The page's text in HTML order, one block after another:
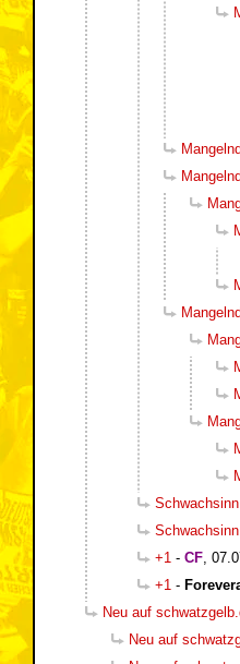
Schwachsinn
Schwachsinn
+1 - CF
+1 -
Neu auf
Neu auf